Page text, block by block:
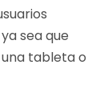
sea que
tableta o